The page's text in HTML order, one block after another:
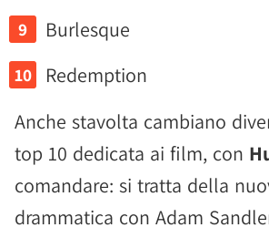
Burlesque
Redemption
Anche stavolta cambiano
top 10 dedicata ai film, con
comandare: si tratta della
drammatica con Adam